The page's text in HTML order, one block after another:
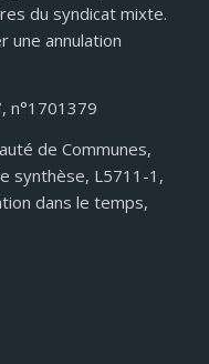
du syndicat mixte.
une annulation
n°1701379
de Communes,
synthèse, L5711-1,
dans le temps,